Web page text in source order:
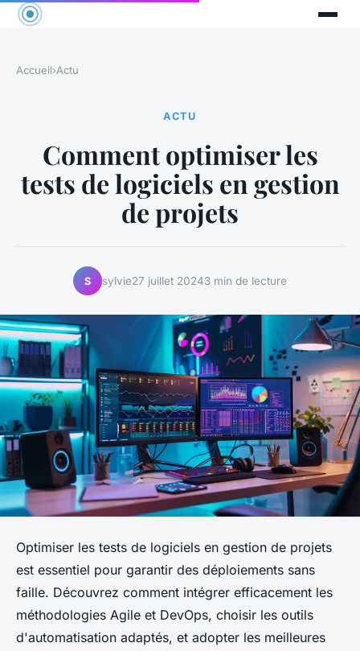
Accueil›Actu
ACTU
Comment optimiser les
tests de logiciels en gestion
de projets
S sylvie27 juillet 20243 min de lecture
Optimiser les tests de logiciels en gestion de projets
est essentiel pour garantir des déploiements sans
faille. Découvrez comment intégrer efficacement les
méthodologies Agile et DevOps, choisir les outils
d'automatisation adaptés, et adopter les meilleures